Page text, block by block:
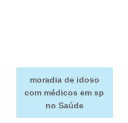
moradia de idoso
com médicos em sp
no Saúde